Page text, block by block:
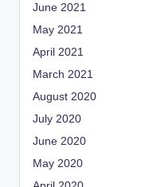
June 2021
May 2021
April 2021
March 2021
August 2020
July 2020
June 2020
May 2020